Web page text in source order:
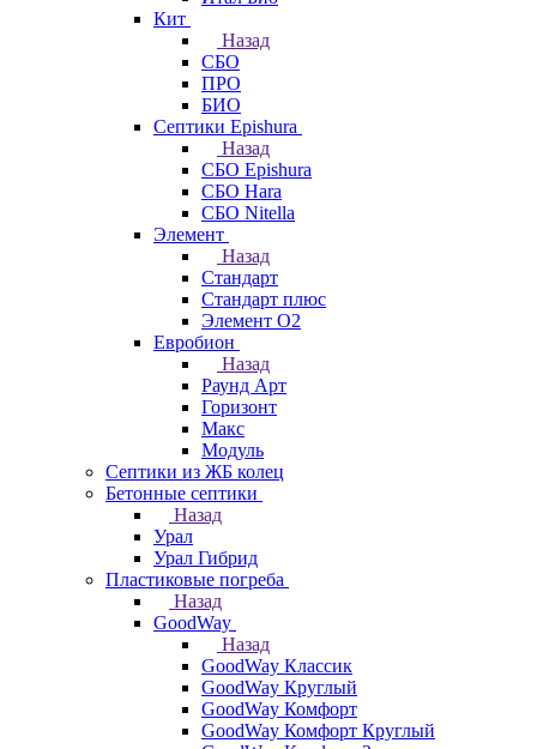
Кит
Назад
СБО
ПРО
БИО
Септики Epishura
Назад
СБО Epishura
СБО Hara
СБО Nitella
Элемент
Назад
Стандарт
Стандарт плюс
Элемент О2
Евробион
Назад
Раунд Арт
Горизонт
Макс
Модуль
Септики из ЖБ колец
Бетонные септики
Назад
Урал
Урал Гибрид
Пластиковые погреба
Назад
GoodWay
Назад
GoodWay Классик
GoodWay Круглый
GoodWay Комфорт
GoodWay Комфорт Круглый